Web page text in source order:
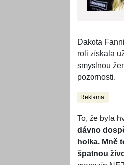
Dakota
roli získala
smyslnou
pozornosti.
Reklama:
To, že byla
dávno
holka. Mně
špatnou